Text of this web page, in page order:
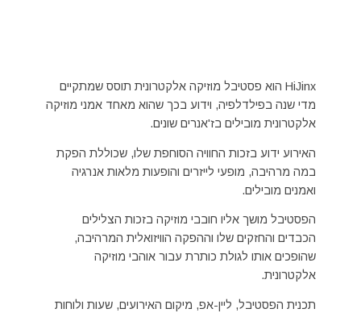
HiJinx הוא פסטיבל מוזיקה אלקטרונית תוסס שמתקיים
מדי שנה בפילדלפיה, וידוע בכך שהוא מאחד אמני מוזיקה
אלקטרונית מובילים בז'אנרים שונים.
האירוע ידוע בזכות החוויה הסוחפת שלו, שכוללת הפקת
במה מרהיבה, מופעי לייזרים והופעות מלאות אנרגיה
ואמנים מובילים.
הפסטיבל מושך אליו חובבי מוזיקה בזכות הצלילים
הכבדים והחזקים שלו וההפקה הוויזואלית המרהיבה,
שהופכים אותו לגולת כותרת עבור אוהבי מוזיקה
אלקטרונית​.
תכנית הפסטיבל, ליין-אפ, מיקום האירועים, שעות ולוחות